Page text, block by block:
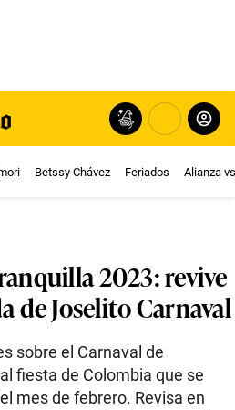
Betssy Chávez Feriados Alianza
2023: revive
de Joselito Carnaval
sobre el Carnaval de
fiesta de Colombia que se
mes de febrero. Revisa en